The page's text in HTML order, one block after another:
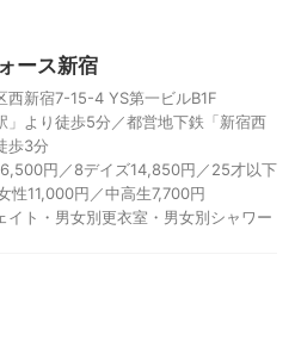
ース新宿
西新宿7-15-4 YS第一ビルB1F
」より徒歩5分／都営地下鉄「新宿西
歩3分
円／8デイズ14,850円／25才以下
性11,000円／中高生7,700円
イト・男女別更衣室・男女別シャワー